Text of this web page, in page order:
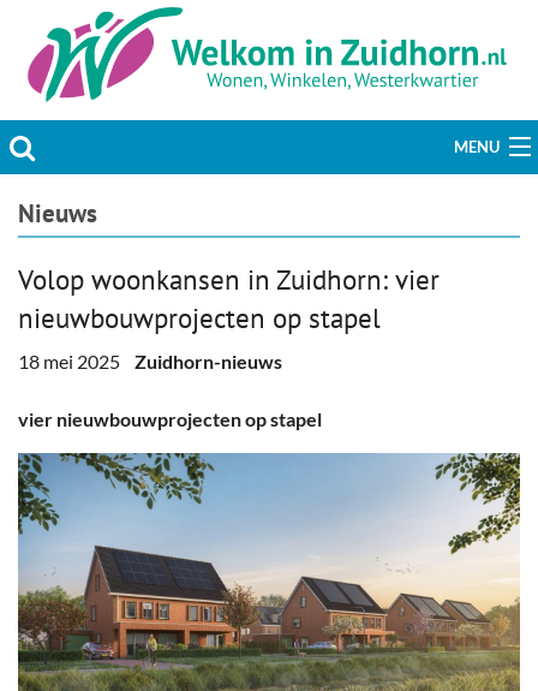
MENU
Actueel
Welzijn & Maatschappij
Bedrijven
Prikbord & Aanbiedingen
Plaats bericht
Nieuws
Volop woonkansen in Zuidhorn: vier
nieuwbouwprojecten op stapel
18 mei 2025 Zuidhorn-nieuws
vier nieuwbouwprojecten op stapel